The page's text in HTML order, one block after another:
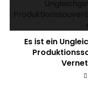
Es ist ein